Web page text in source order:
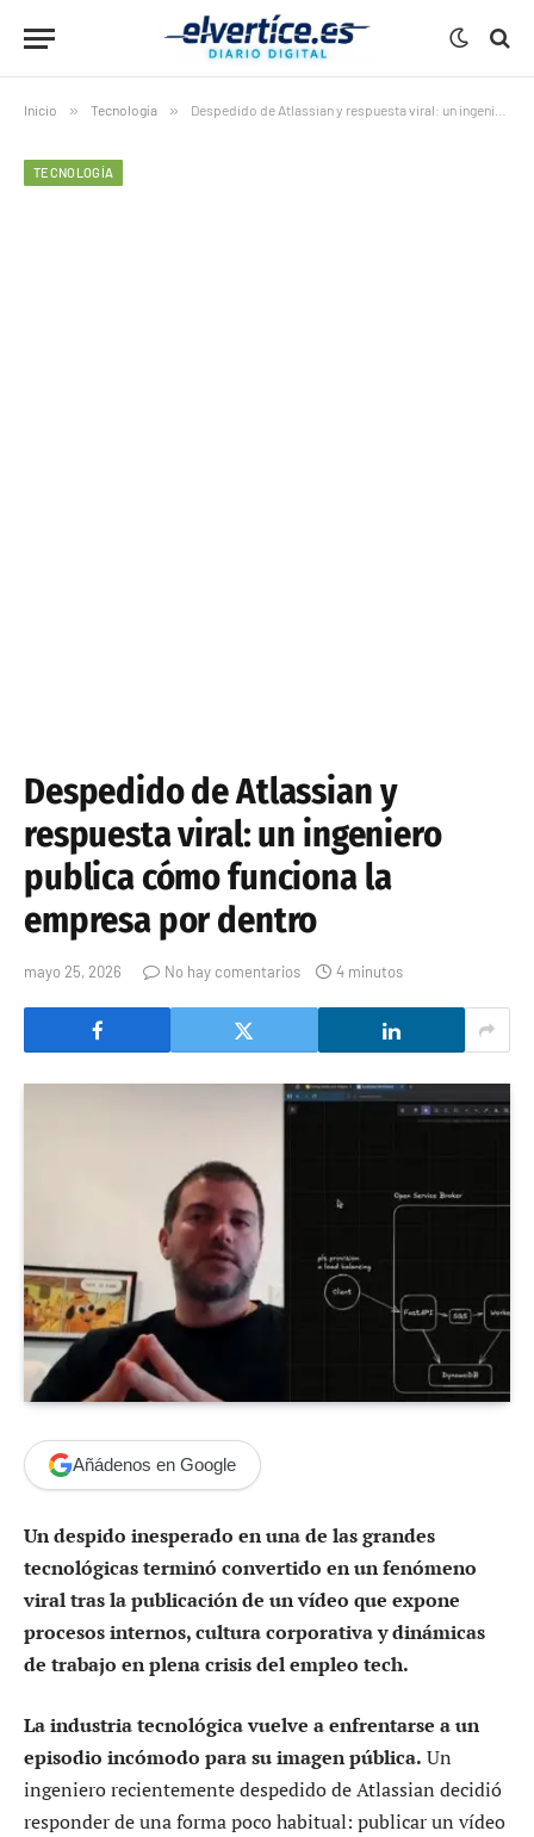
Inicio » Tecnología » Despedido de Atlassian y respuesta viral: un ingeniero publica cómo funciona la empresa por dentro
TECNOLOGÍA
Despedido de Atlassian y
respuesta viral: un ingeniero
publica cómo funciona la
empresa por dentro
mayo 25, 2026 No hay comentarios 4 minutos
Añádenos en Google
Un despido inesperado en una de las grandes
tecnológicas terminó convertido en un fenómeno
viral tras la publicación de un vídeo que expone
procesos internos, cultura corporativa y dinámicas
de trabajo en plena crisis del empleo tech.
La industria tecnológica vuelve a enfrentarse a un
episodio incómodo para su imagen pública. Un
ingeniero recientemente despedido de Atlassian decidió
responder de una forma poco habitual: publicar un vídeo